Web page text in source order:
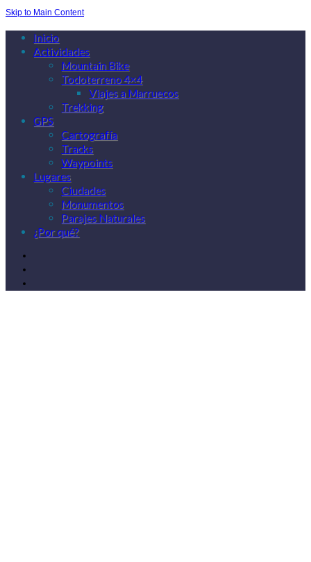
Skip to Main Content
Inicio
Actividades
Mountain Bike
Todoterreno 4×4
Viajes a Marruecos
Trekking
GPS
Cartografía
Tracks
Waypoints
Lugares
Ciudades
Monumentos
Parajes Naturales
¿Por qué?